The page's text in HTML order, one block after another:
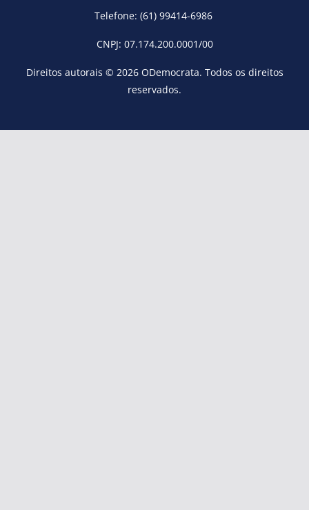
Telefone: (61) 99414-6986
CNPJ: 07.174.200.0001/00
Direitos autorais © 2026 ODemocrata. Todos os direitos
reservados.